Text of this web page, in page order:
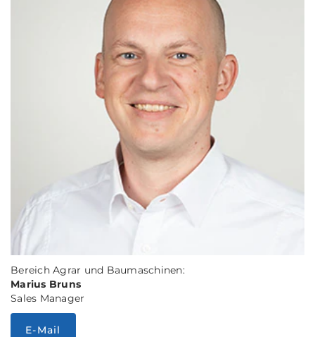
Bereich Agrar und Baumaschinen:
Marius Bruns
Sales Manager
E-Mail